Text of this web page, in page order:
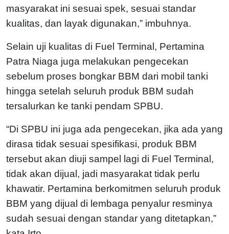
masyarakat ini sesuai spek, sesuai standar
kualitas, dan layak digunakan,” imbuhnya.
Selain uji kualitas di Fuel Terminal, Pertamina
Patra Niaga juga melakukan pengecekan
sebelum proses bongkar BBM dari mobil tanki
hingga setelah seluruh produk BBM sudah
tersalurkan ke tanki pendam SPBU.
“Di SPBU ini juga ada pengecekan, jika ada yang
dirasa tidak sesuai spesifikasi, produk BBM
tersebut akan diuji sampel lagi di Fuel Terminal,
tidak akan dijual, jadi masyarakat tidak perlu
khawatir. Pertamina berkomitmen seluruh produk
BBM yang dijual di lembaga penyalur resminya
sudah sesuai dengan standar yang ditetapkan,”